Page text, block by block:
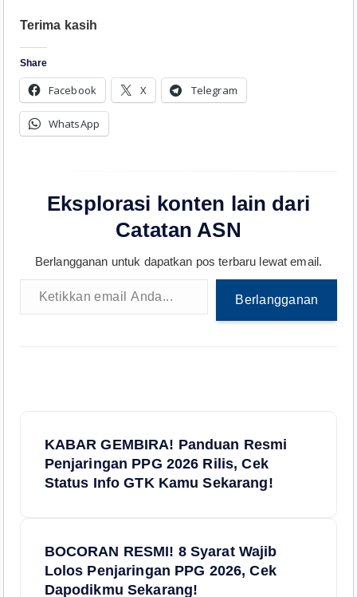
Terima kasih
Share
Facebook X Telegram
WhatsApp
Eksplorasi konten lain dari
Catatan ASN
Berlangganan untuk dapatkan pos terbaru lewat email.
Ketikkan email Anda...
Berlangganan
KABAR GEMBIRA! Panduan Resmi
Penjaringan PPG 2026 Rilis, Cek
Status Info GTK Kamu Sekarang!
BOCORAN RESMI! 8 Syarat Wajib
Lolos Penjaringan PPG 2026, Cek
Dapodikmu Sekarang!